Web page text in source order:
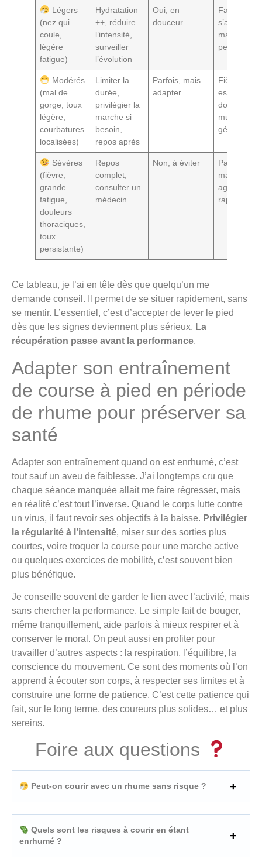
Légers
(nez qui
coule,
légère
fatigue)
Hydratation
++, réduire
l’intensité,
surveiller
l’évolution
Oui, en
douceur
Fatigue qui
s’aggrave,
maux de
persistants
Modérés
(mal de
gorge, toux
légère,
courbatures
localisées)
Limiter la
durée,
privilégier la
marche si
besoin,
repos après
Parfois, mais
adapter
Fièvre,
douleurs
Sévères
(fièvre,
grande
fatigue,
douleurs
thoraciques,
toux
persistante)
Repos
complet,
consulter un
médecin
Non, à éviter
malaise,
aggravation
rapide
Ce tableau, je l’ai en tête dès que quelqu’un me
demande conseil. Il permet de se situer rapidement, sans
se mentir. L’essentiel, c’est d’accepter de lever le pied
dès que les signes deviennent plus sérieux. La
récupération passe avant la performance.
Adapter son entraînement
de course à pied en période
de rhume pour préserver sa
santé
Adapter son entraînement quand on est enrhumé, c’est
tout sauf un aveu de faiblesse. J’ai longtemps cru que
chaque séance manquée allait me faire régresser, mais
en réalité c’est tout l’inverse. Quand le corps lutte contre
un virus, il faut revoir ses objectifs à la baisse. Privilégier
la régularité à l’intensité, miser sur des sorties plus
courtes, voire troquer la course pour une marche active
ou quelques exercices de mobilité, c’est souvent bien
plus bénéfique.
Je conseille souvent de garder le lien avec l’activité, mais
sans chercher la performance. Le simple fait de bouger,
même tranquillement, aide parfois à mieux respirer et à
conserver le moral. On peut aussi en profiter pour
travailler d’autres aspects : la respiration, l’équilibre, la
conscience du mouvement. Ce sont des moments où l’on
apprend à écouter son corps, à respecter ses limites et à
construire une forme de patience. C’est cette patience qui
fait, sur le long terme, des coureurs plus solides… et plus
sereins.
Foire aux questions
Peut-on courir avec un rhume sans risque ?
Quels sont les risques à courir en étant
enrhumé ?